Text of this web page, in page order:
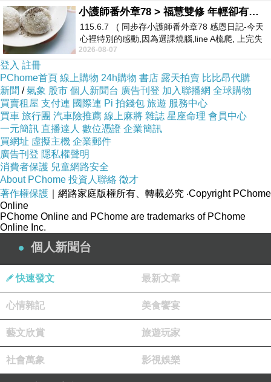
圈) 無比滿足。
爬地墊真不容易！核心平衡力要很夠，然後很好
玩！(只是很難 再有機會、時間 玩吧 ～ )
小Ｒ玩性 大爆發，隔天竟然跑去中和玩滑水道 (水
上溜滑梯)玩了一下午！無揪！(大誤
小護師番外章78 > 福慧雙修 年輕卻有個老靈魂 ㄑ金剛經〉podcast
115.6.7 ( 同步存小護師番外章78 感恩日記-今天
心裡特別的感動,因為選課燒腦,line A梳爬, 上完失
智課的她,特來傾
2026-08-07
登入 註冊
PChome首頁 線上購物 24h購物 書店 露天拍賣 比比昂代購
新聞 /氣象 股市 個人新聞台 廣告刊登 加入聯播網 全球購物
買賣租屋 支付連 國際連 Pi 拍錢包 旅遊 服務中心
買車 旅行團 汽車險推薦 線上麻將 雜誌 星座命理 會員中心
一元簡訊 直播達人 數位憑證 企業簡訊
買網址 虛擬主機 企業郵件
廣告刊登 隱私權聲明
消費者保護 兒童網路安全
About PChome 投資人聯絡 徵才
著作權保護 ｜網路家庭版權所有、轉載必究 ‧Copyright PChome
Online
PChome Online and PChome are trademarks of PChome
Online Inc.
個人新聞台
快速發文 最新文章
心情雜記 美食饗宴
藝文欣賞 旅遊玩家
社會萬象 影視娛樂